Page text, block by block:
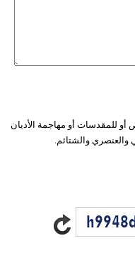
أو للمقدسات أو مهاجمة الأديان
والعنصري والشتائم.